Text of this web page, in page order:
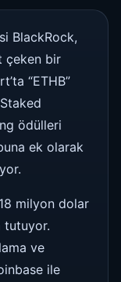
BlackRock,
çeken bir
“ETHB”
ödülleri
ek olarak
milyon dolar
tutuyor.
ve
ile